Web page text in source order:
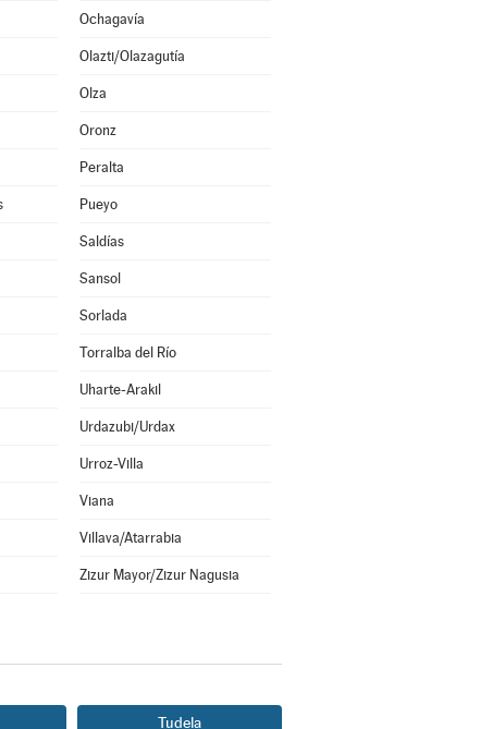
Ochagavía
Olazti/Olazagutía
Olza
Oronz
Peralta
Pueyo
Saldías
Sansol
Sorlada
Torralba del Río
Uharte-Arakil
Urdazubi/Urdax
Urroz-Villa
Viana
Villava/Atarrabia
Zizur Mayor/Zizur Nagusia
Tudela